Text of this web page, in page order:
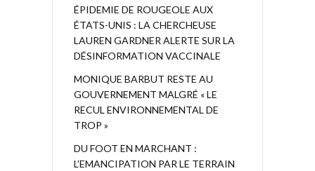
ÉPIDEMIE DE ROUGEOLE AUX
ÉTATS-UNIS : LA CHERCHEUSE
LAUREN GARDNER ALERTE SUR LA
DÉSINFORMATION VACCINALE
MONIQUE BARBUT RESTE AU
GOUVERNEMENT MALGRÉ « LE
RECUL ENVIRONNEMENTAL DE
TROP »
DU FOOT EN MARCHANT :
L’EMANCIPATION PAR LE TERRAIN